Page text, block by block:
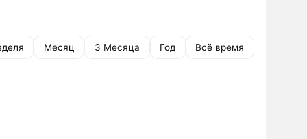
Месяц 3 Месяца Год Всё время